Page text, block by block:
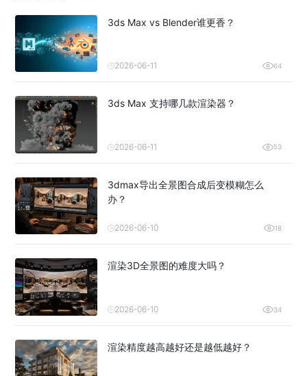
3ds Max vs Blender谁更香？
2026-06-11 64
3ds Max 支持哪几款渲染器？
2026-06-11 53
3dmax导出全景图合成后变模糊怎么
办？
2026-06-10 18
渲染3D全景图的难度大吗？
2026-06-10 34
渲染精度越高越好还是越低越好？